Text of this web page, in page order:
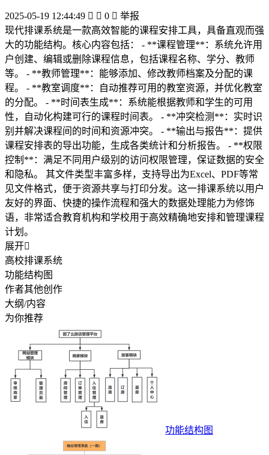
2025-05-19 12:44:49   0  举报
现代排课系统是一款高效智能的课程安排工具，具备直观而强
大的功能结构。核心内容包括： - **课程管理**：系统允许用
户创建、编辑或删除课程信息，包括课程名称、学分、教师
等。 - **教师管理**：能够添加、修改教师档案及分配的课
程。 - **教室调度**：自动推荐可用的教室资源，并优化教室
的分配。 - **时间表生成**：系统能根据教师和学生的可用
性，自动化构建可行的课程时间表。 - **冲突检测**：实时识
别并解决课程间的时间和资源冲突。 - **输出与报告**：提供
课程安排表的导出功能，生成各类统计和分析报告。 - **权限
控制**：满足不同用户级别的访问权限管理，保证数据的安全
和隐私。 其文件类型丰富多样，支持导出为Excel、PDF等常
见文件格式，便于资源共享与打印分发。这一排课系统以用户
友好的界面、快捷的操作流程和强大的数据处理能力为修饰
语，非常适合教育机构和学校用于高效精确地安排和管理课程
计划。
展开
高校排课系统
功能结构图
作者其他创作
大纲/内容
为你推荐
功能结构图